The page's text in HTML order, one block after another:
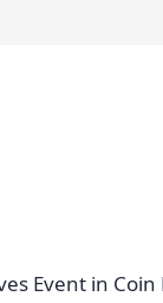
Event in